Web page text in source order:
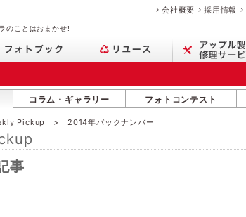
のことはおまかせ!
会社概要 採用情報
コラム・ギャラリー フォトコンテスト
Pickup 2014年バックナンバー
事